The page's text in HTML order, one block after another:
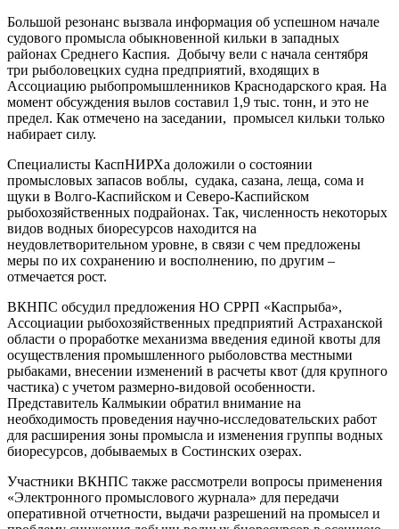
Большой резонанс вызвала информация об успешном начале
судового промысла обыкновенной кильки в западных
районах Среднего Каспия. Добычу вели с начала сентября
три рыболовецких судна предприятий, входящих в
Ассоциацию рыбопромышленников Краснодарского края. На
момент обсуждения вылов составил 1,9 тыс. тонн, и это не
предел. Как отмечено на заседании, промысел кильки только
набирает силу.
Специалисты КаспНИРХа доложили о состоянии
промысловых запасов воблы, судака, сазана, леща, сома и
щуки в Волго-Каспийском и Северо-Каспийском
рыбохозяйственных подрайонах. Так, численность некоторых
видов водных биоресурсов находится на
неудовлетворительном уровне, в связи с чем предложены
меры по их сохранению и восполнению, по другим –
отмечается рост.
ВКНПС обсудил предложения НО СРРП «Каспрыба»,
Ассоциации рыбохозяйственных предприятий Астраханской
области о проработке механизма введения единой квоты для
осуществления промышленного рыболовства местными
рыбаками, внесении изменений в расчеты квот (для крупного
частика) с учетом размерно-видовой особенности.
Представитель Калмыкии обратил внимание на
необходимость проведения научно-исследовательских работ
для расширения зоны промысла и изменения группы водных
биоресурсов, добываемых в Состинских озерах.
Участники ВКНПС также рассмотрели вопросы применения
«Электронного промыслового журнала» для передачи
оперативной отчетности, выдачи разрешений на промысел и